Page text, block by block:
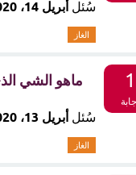
سُئل أبريل 14، 2020
الغاز
1
إجابة
ماهو الشي
سُئل أبريل 13، 2020
الغاز